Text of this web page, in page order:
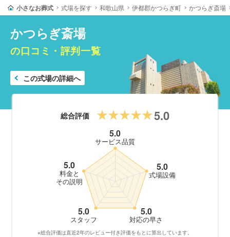
小さなお葬式 式場を探す 和歌山県 伊都郡かつらぎ町 かつらぎ斎場
かつらぎ斎場
の口コミ・評判一覧
この式場の詳細へ
総合評価 5.0
5.0
サービス品質
5.0
式場設備
5.0
対応の早さ
5.0
スタッフ
5.0
料金と
その説明
※総合評価は直近2年のレビュー付き評価をもとに算出しています。